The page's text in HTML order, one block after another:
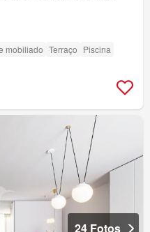
mobiliado Terraço Piscina
24 Fotos